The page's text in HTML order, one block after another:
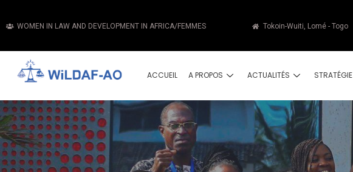
WOMEN IN LAW AND DEVELOPMENT IN AFRICA/FEMMES Tokoin-Wuiti, Lomé - Togo
ACCUEIL A PROPOS ACTUALITÉS STRATÉGIE